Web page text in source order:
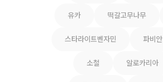
유카 떡갈고무나무
스타라이트벤자민 파비안
소철 알로카리아